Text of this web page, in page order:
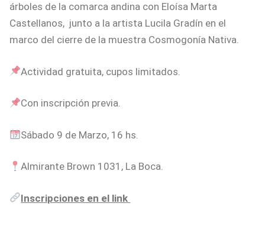
árboles de la comarca andina con Eloísa Marta
Castellanos, junto a la artista Lucila Gradín en el
marco del cierre de la muestra Cosmogonía Nativa.
Actividad gratuita, cupos limitados.
Con inscripción previa.
Sábado 9 de Marzo, 16 hs.
Almirante Brown 1031, La Boca.
Inscripciones en el link